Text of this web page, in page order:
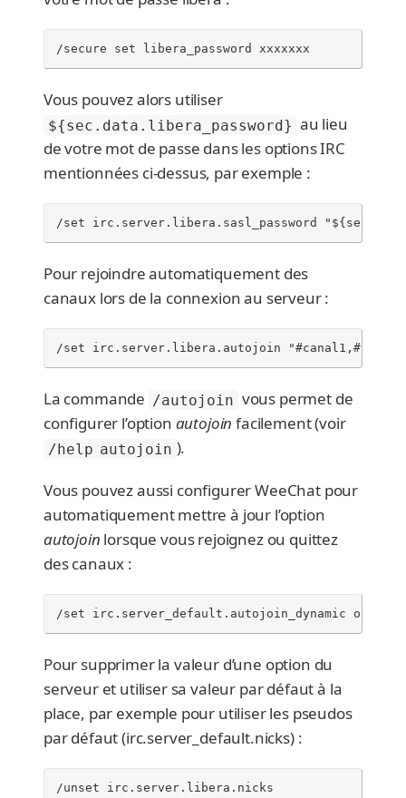
/secure set libera_password xxxxxxx
Vous pouvez alors utiliser
${sec.data.libera_password} au lieu
de votre mot de passe dans les options IRC
mentionnées ci-dessus, par exemple :
/set irc.server.libera.sasl_password
Pour rejoindre automatiquement des
canaux lors de la connexion au serveur :
/set irc.server.libera.autojoin
La commande /autojoin vous permet de
configurer l’option autojoin facilement (voir
/help autojoin ).
Vous pouvez aussi configurer WeeChat pour
automatiquement mettre à jour l’option
autojoin lorsque vous rejoignez ou quittez
des canaux :
/set irc.server_default.autojoin_dynamic on
Pour supprimer la valeur d’une option du
serveur et utiliser sa valeur par défaut à la
place, par exemple pour utiliser les pseudos
par défaut (irc.server_default.nicks) :
/unset irc.server.libera.nicks